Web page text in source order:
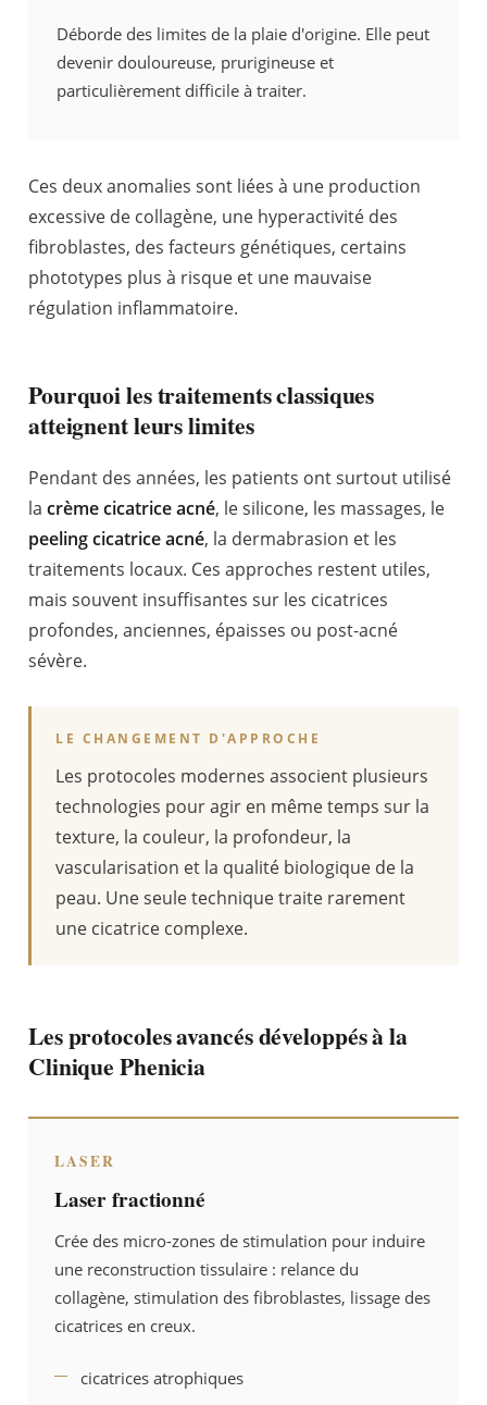
Déborde des limites de la plaie d'origine. Elle peut
devenir douloureuse, prurigineuse et
particulièrement difficile à traiter.
Ces deux anomalies sont liées à une production
excessive de collagène, une hyperactivité des
fibroblastes, des facteurs génétiques, certains
phototypes plus à risque et une mauvaise
régulation inflammatoire.
Pourquoi les traitements classiques
atteignent leurs limites
Pendant des années, les patients ont surtout utilisé
la crème cicatrice acné, le silicone, les massages, le
peeling cicatrice acné, la dermabrasion et les
traitements locaux. Ces approches restent utiles,
mais souvent insuffisantes sur les cicatrices
profondes, anciennes, épaisses ou post-acné
sévère.
LE CHANGEMENT D'APPROCHE
Les protocoles modernes associent plusieurs
technologies pour agir en même temps sur la
texture, la couleur, la profondeur, la
vascularisation et la qualité biologique de la
peau. Une seule technique traite rarement
une cicatrice complexe.
Les protocoles avancés développés à la
Clinique Phenicia
LASER
Laser fractionné
Crée des micro-zones de stimulation pour induire
une reconstruction tissulaire : relance du
collagène, stimulation des fibroblastes, lissage des
cicatrices en creux.
cicatrices atrophiques